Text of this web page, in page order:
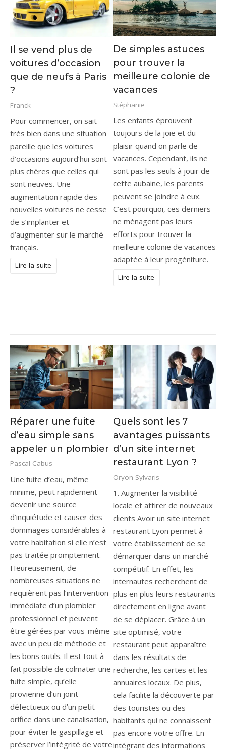
Il se vend plus de
voitures d’occasion
que de neufs à Paris
?
Franck
Pour commencer, on sait
très bien dans une situation
pareille que les voitures
d’occasions aujourd’hui sont
plus chères que celles qui
sont neuves. Une
augmentation rapide des
nouvelles voitures ne cesse
de s’implanter et
d’augmenter sur le marché
français.
Lire la suite
De simples astuces
pour trouver la
meilleure colonie de
vacances
Stéphanie
Les enfants éprouvent
toujours de la joie et du
plaisir quand on parle de
vacances. Cependant, ils ne
sont pas les seuls à jouir de
cette aubaine, les parents
peuvent se joindre à eux.
C’est pourquoi, ces derniers
ne ménagent pas leurs
efforts pour trouver la
meilleure colonie de vacances
adaptée à leur progéniture.
Lire la suite
Réparer une fuite
d’eau simple sans
appeler un plombier
Pascal Cabus
Une fuite d’eau, même
minime, peut rapidement
devenir une source
d’inquiétude et causer des
dommages considérables à
votre habitation si elle n’est
pas traitée promptement.
Heureusement, de
nombreuses situations ne
requièrent pas l’intervention
immédiate d’un plombier
professionnel et peuvent
être gérées par vous-même
avec un peu de méthode et
les bons outils. Il est tout à
fait possible de colmater une
fuite simple, qu’elle
provienne d’un joint
défectueux ou d’un petit
orifice dans une canalisation,
pour éviter le gaspillage et
préserver l’intégrité de votre
Quels sont les 7
avantages puissants
d’un site internet
restaurant Lyon ?
Oryon Sylvaris
1. Augmenter la visibilité
locale et attirer de nouveaux
clients Avoir un site internet
restaurant Lyon permet à
votre établissement de se
démarquer dans un marché
compétitif. En effet, les
internautes recherchent de
plus en plus leurs restaurants
directement en ligne avant
de se déplacer. Grâce à un
site optimisé, votre
restaurant peut apparaître
dans les résultats de
recherche, les cartes et les
annuaires locaux. De plus,
cela facilite la découverte par
des touristes ou des
habitants qui ne connaissent
pas encore votre offre. En
intégrant des informations